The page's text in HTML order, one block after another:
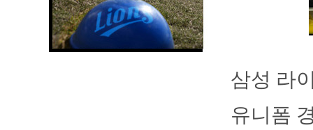
삼성 라
유니폼